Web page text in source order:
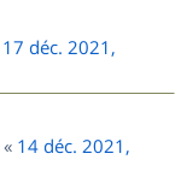
17 déc. 2021,
« 14 déc. 2021,